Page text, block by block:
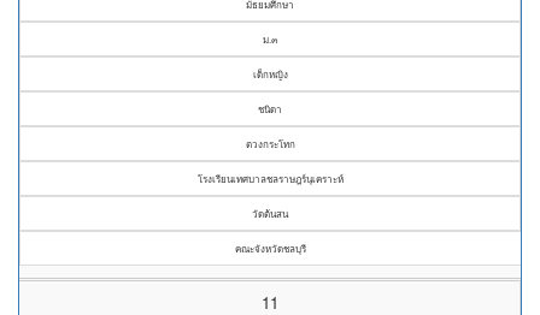
มัธยมศึกษา
ม.๓
เด็กหญิง
ชนิดา
ตวงกระโทก
โรงเรียนเทศบาลชลราษฎร์นุเคราะห์
วัดต้นสน
คณะจังหวัดชลบุรี
11